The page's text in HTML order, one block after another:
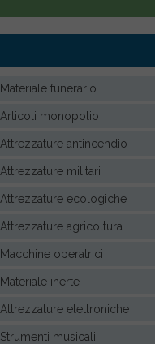
Materiale funerario
Articoli monopolio
Attrezzature antincendio
Attrezzature militari
Attrezzature ecologiche
Attrezzature agricoltura
Macchine operatrici
Materiale inerte
Attrezzature elettroniche
Strumenti musicali